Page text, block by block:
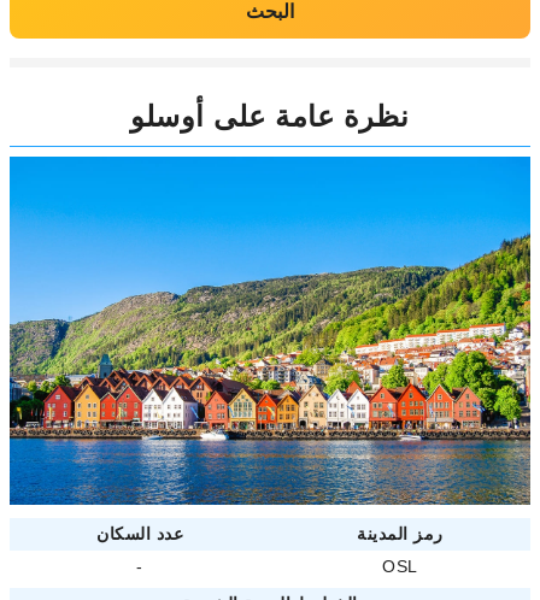
البحث
نظرة عامة على أوسلو
عدد السكان
رمز المدينة
-
OSL